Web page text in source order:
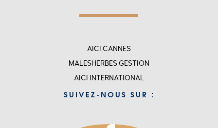
AICI CANNES
MALESHERBES GESTION
AICI INTERNATIONAL
SUIVEZ-NOUS SUR :